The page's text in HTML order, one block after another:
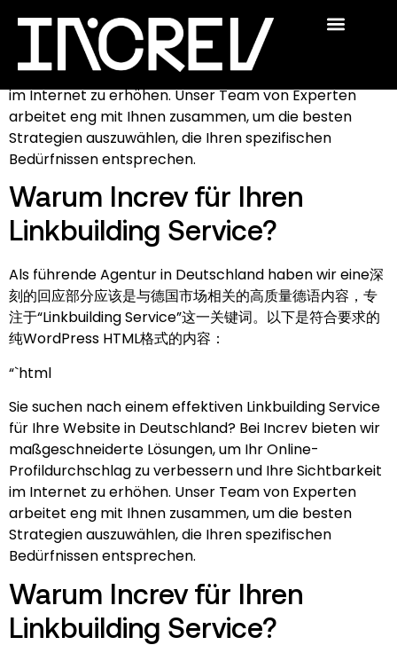
für Ihre Website in Deutschland? Bei Increv bieten wir
maßgeschneiderte Lösungen, um Ihr Online-
Profildurchschlag zu verbessern und Ihre Sichtbarkeit
im Internet zu erhöhen. Unser Team von Experten
arbeitet eng mit Ihnen zusammen, um die besten
Strategien auszuwählen, die Ihren spezifischen
Bedürfnissen entsprechen.
Warum Increv für Ihren
Linkbuilding Service?
Als führende Agentur in Deutschland haben wir eine深
刻的回应部分应该是与德国市场相关的高质量德语内容，专
注于“Linkbuilding Service”这一关键词。以下是符合要求的
纯WordPress HTML格式的内容：
“`html
Sie suchen nach einem effektiven Linkbuilding Service
für Ihre Website in Deutschland? Bei Increv bieten wir
maßgeschneiderte Lösungen, um Ihr Online-
Profildurchschlag zu verbessern und Ihre Sichtbarkeit
im Internet zu erhöhen. Unser Team von Experten
arbeitet eng mit Ihnen zusammen, um die besten
Strategien auszuwählen, die Ihren spezifischen
Bedürfnissen entsprechen.
Warum Increv für Ihren
Linkbuilding Service?